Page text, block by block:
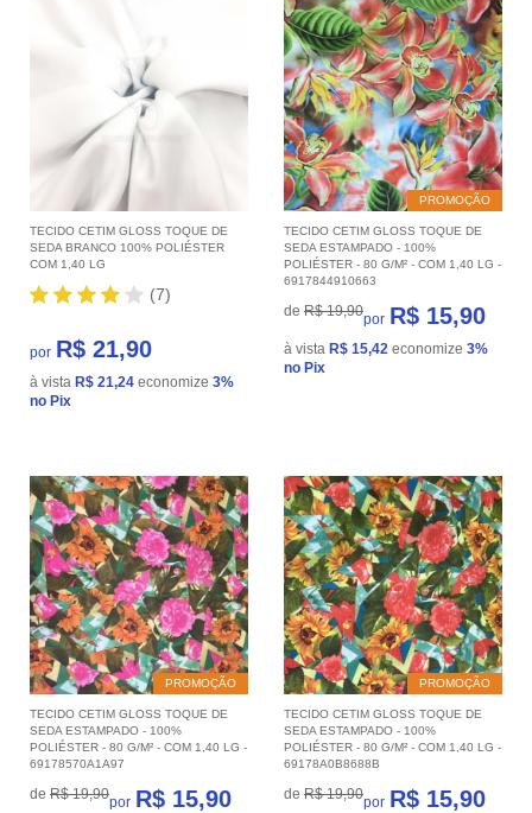
TECIDO CETIM GLOSS TOQUE DE
SEDA BRANCO 100% POLIÉSTER
COM 1,40 LG
(7)
por R$ 21,90
à vista R$ 21,24 economize 3%
no Pix
PROMOÇÃO
TECIDO CETIM GLOSS TOQUE DE
SEDA ESTAMPADO - 100%
POLIÉSTER - 80 G/M² - COM 1,40 LG -
6917844910663
de R$ 19,90por R$ 15,90
à vista R$ 15,42 economize 3%
no Pix
PROMOÇÃO
TECIDO CETIM GLOSS TOQUE DE
SEDA ESTAMPADO - 100%
POLIÉSTER - 80 G/M² - COM 1,40 LG -
69178570A1A97
de R$ 19,90por R$ 15,90
PROMOÇÃO
TECIDO CETIM GLOSS TOQUE DE
SEDA ESTAMPADO - 100%
POLIÉSTER - 80 G/M² - COM 1,40 LG -
69178A0B8688B
de R$ 19,90por R$ 15,90